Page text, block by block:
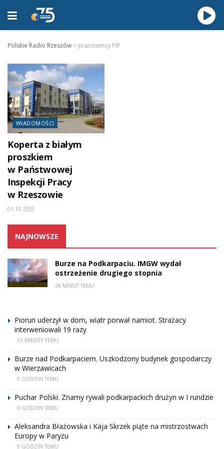
Polskie Radio Rzeszów > pracownicy PIP
WIADOMOŚCI
Koperta z białym
proszkiem
w Państwowej
Inspekcji Pracy
w Rzeszowie
01.10.2025
NAJNOWSZE
Burze na Podkarpaciu. IMGW wydał
ostrzeżenie drugiego stopnia
28 MINUT TEMU
Piorun uderzył w dom, wiatr porwał namiot. Strażacy
interweniowali 19 razy
33 MINUTY TEMU
Burze nad Podkarpaciem. Uszkodzony budynek gospodarczy
w Wierzawicach
9 GODZIN TEMU
Puchar Polski. Znamy rywali podkarpackich drużyn w I rundzie
9 GODZIN TEMU
Aleksandra Błażowska i Kaja Skrzek piąte na mistrzostwach
Europy w Paryżu
9 GODZIN TEMU